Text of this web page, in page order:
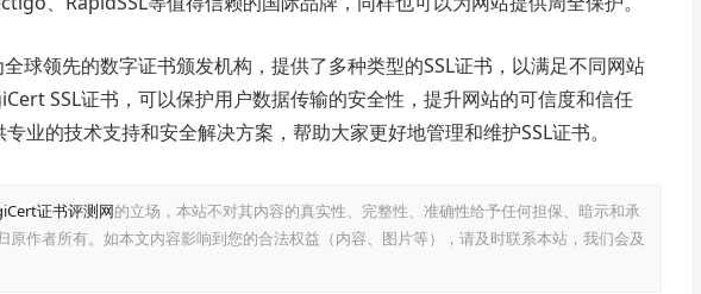
球领先的数字证书颁发机构，提供了多种类型的SSL证书，以满足不同网站
SSL证书，可以保护用户数据传输的安全性，提升网站的可信度和信任
业的技术支持和安全解决方案，帮助大家更好地管理和维护SSL证书。
证书评测网的立场，本站不对其内容的真实性、完整性、准确性给予任何担保、暗示和承
原作者所有。如本文内容影响到您的合法权益（内容、图片等），请及时联系本站，我们会及